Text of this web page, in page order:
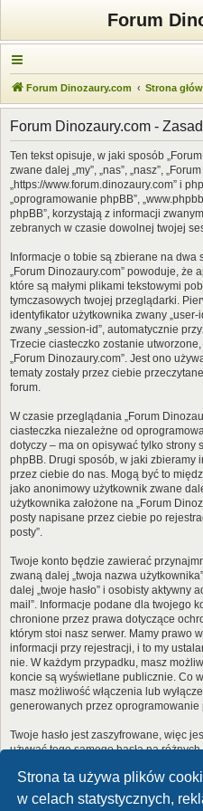
Strona ta używa plików
w celach statystycznych,
Forum
Forum Dinozaury.com Strona
Forum Dinozaury.com -
Ten tekst opisuje, w jaki sposób
zwane dalej „my”, „nas”, „nasz”,
„https://www.forum.dinozaury.com” i
„oprogramowanie phpBB”,
phpBB”, korzystają z informacji
zebranych w czasie dowolnej twojej
Informacje o tobie są zbierane na
„Forum Dinozaury.com” powoduje, że
które są małymi plikami tekstowymi
tymczasowych twojej przeglądarki.
identyfikator użytkownika zwany
zwany „session-id”, automatycznie
Trzecie ciasteczko zostanie
„Forum Dinozaury.com”. Jest ono
tematy zostały przez ciebie
forum.
W czasie przeglądania „Forum
ciasteczka niezależne od
dotyczy – ma on opisywać tylko strony
phpBB. Drugi sposób, w jaki zbieramy
przez ciebie do nas. Mogą być to
jako anonimowy użytkownik zwane
użytkownika założone na „Forum
posty napisane przez ciebie po
posty”.
Twoje konto będzie zawierać
zwaną dalej „twoja nazwa
dalej „twoje hasło” i osobisty aktywny
mail”. Informacje podane dla twojego
chronione przez prawa dotyczące
którym stoi nasz serwer. Mamy prawo
informacji przy rejestracji, i to my
nie. W każdym przypadku, masz
koncie są wyświetlane publicznie. Co
masz możliwość włączenia lub
generowanych przez oprogramowanie
Twoje hasło jest zaszyfrowane, więc
używać tego samego hasła na
umożliwia dostęp do twojego konta na
w żadnym wypadku nie podawaj
pamiętam hasła”. Witryna poprosi
e-mail. Po podaniu tych danych